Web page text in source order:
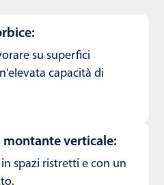
su superfici
capacità di
montante verticale:
spazi ristretti e con un